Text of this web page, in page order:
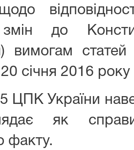
до
вимогам
20 січня 2016
ЦПК України
як
факту.